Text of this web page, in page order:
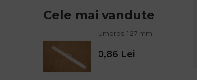
Cele mai vandute
Umeras 127 mm
0,86 Lei